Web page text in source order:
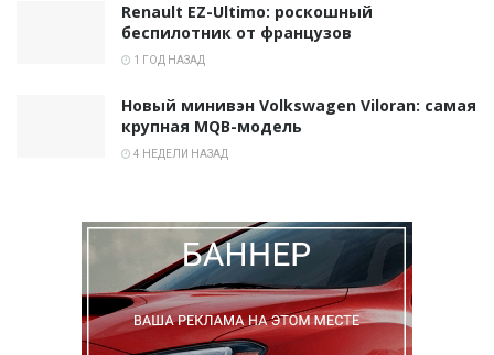
Renault EZ-Ultimo: роскошный
беспилотник от французов
1 ГОД НАЗАД
Новый минивэн Volkswagen Viloran: самая
крупная MQB-модель
4 НЕДЕЛИ НАЗАД